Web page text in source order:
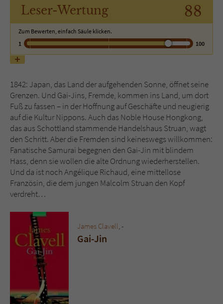
Leser-Wertung 88
Zum Bewerten, einfach Säule klicken.
1
100
1842: Japan, das Land der aufgehenden Sonne, öffnet seine
Grenzen. Und Gai-Jins, Fremde, kommen ins Land, um dort
Fuß zu fassen – in der Hoffnung auf Geschäfte und neugierig
auf die Kultur Nippons. Auch das Noble House Hongkong,
das aus Schottland stammende Handelshaus Struan, wagt
den Schritt. Aber die Fremden sind keineswegs willkommen:
Fanatische Samurai begegnen den Gai-Jin mit blindem
Hass, denn sie wollen die alte Ordnung wiederherstellen.
Und da ist noch Angélique Richaud, eine mittellose
Französin, die dem jungen Malcolm Struan den Kopf
verdreht…
James Clavell, -
Gai-Jin
Name tx_pwcomments_ahash
Anbieter Literatur-Couch Medien GmbH & Co. KG
Zweck Cookie für Kommentare einzelner Buchtitel
Name fe_typo_user
Anbieter Literatur-Couch Medien GmbH & Co. KG
Laufzeit Session
Zweck
Sicherheitscode des Kontaktformulars zu
überprüfen.